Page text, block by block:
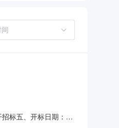
标五、开标日期：